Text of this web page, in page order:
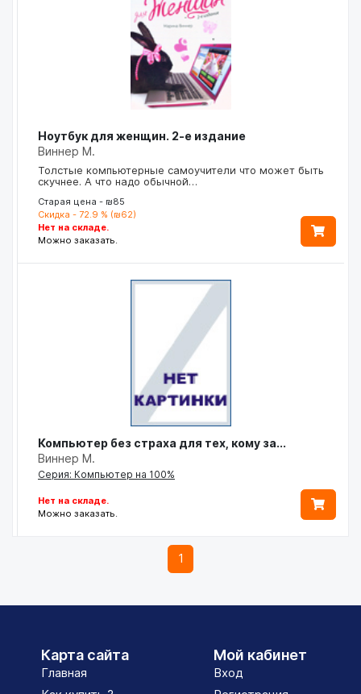
Ноутбук для женщин. 2-е издание
Виннер М.
Толстые компьютерные самоучители что может быть
скучнее. А что надо обычной…
Старая цена - ₪85
Скидка - 72.9 % (₪62)
Нет на складе.
Можно заказать.
Компьютер без страха для тех, кому за...
Виннер М.
Серия: Компьютер на 100%
Нет на складе.
Можно заказать.
1
Карта сайта
Главная
Мой кабинет
Вход